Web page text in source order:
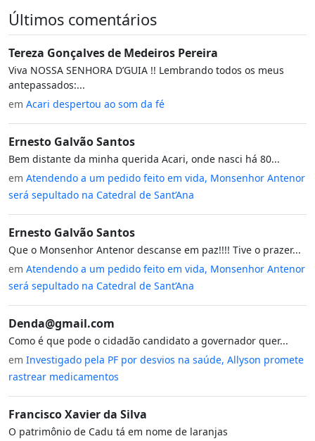
Últimos comentários
Tereza Gonçalves de Medeiros Pereira
Viva NOSSA SENHORA D’GUIA !! Lembrando todos os meus
antepassados:...
em Acari despertou ao som da fé
Ernesto Galvão Santos
Bem distante da minha querida Acari, onde nasci há 80...
em Atendendo a um pedido feito em vida, Monsenhor Antenor
será sepultado na Catedral de Sant’Ana
Ernesto Galvão Santos
Que o Monsenhor Antenor descanse em paz!!!! Tive o prazer...
em Atendendo a um pedido feito em vida, Monsenhor Antenor
será sepultado na Catedral de Sant’Ana
Denda@gmail.com
Como é que pode o cidadão candidato a governador quer...
em Investigado pela PF por desvios na saúde, Allyson promete
rastrear medicamentos
Francisco Xavier da Silva
O patrimônio de Cadu tá em nome de laranjas